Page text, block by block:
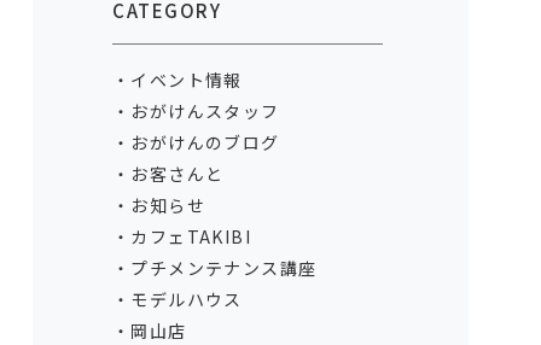
CATEGORY
イベント情報
おがけんスタッフ
おがけんのブログ
お客さんと
お知らせ
カフェTAKIBI
プチメンテナンス講座
モデルハウス
岡山店